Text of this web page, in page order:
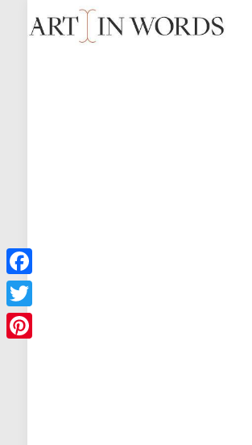
Facebook
Twitter